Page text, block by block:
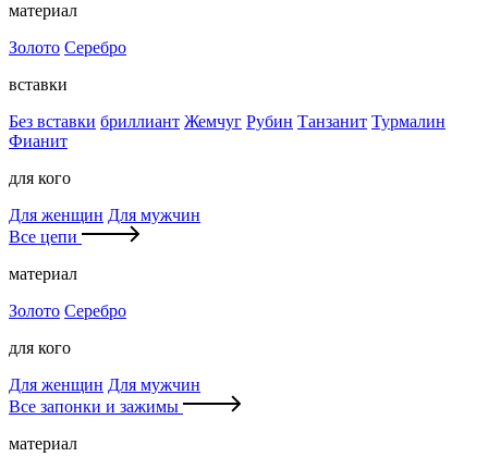
материал
Золото Серебро
вставки
Без вставки бриллиант Жемчуг Рубин Танзанит Турмалин
Фианит
для кого
Для женщин Для мужчин
Все цепи
материал
Золото Серебро
для кого
Для женщин Для мужчин
Все запонки и зажимы
материал